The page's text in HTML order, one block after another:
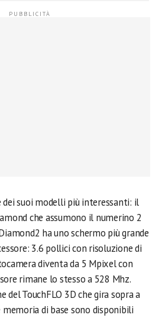
dei suoi modelli più interessanti: il
che assumono il numerino 2
ha uno schermo più grande
3.6 pollici con risoluzione di
diventa da 5 Mpixel con
rimane lo stesso a 528 Mhz.
del TouchFLO 3D che gira sopra a
memoria di base sono disponibili